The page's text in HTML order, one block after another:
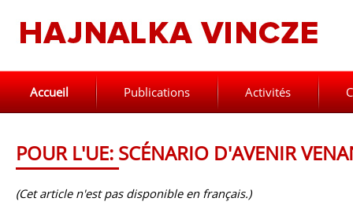
Accueil Publications Activités
POUR L'UE: SCÉNARIO D'AVENIR
(Cet article n'est pas disponible en français.)